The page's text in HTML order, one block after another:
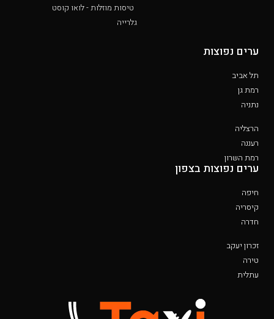
טיסות מוזלות - לואו קוסט
גלרייה
ערים נפוצות
תל אביב
רמת גן
נתניה
הרצליה
רעננה
רמת השרון
ערים נפוצות בצפון
חיפה
קיסריה
חדרה
זכרון יעקב
טירה
עתלית